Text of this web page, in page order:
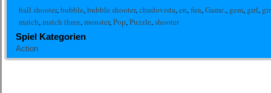
ball shooter,bubble,bubble shooter,chudovista,en,fun,Game., gem, girl,
match,match three,monster,Pop,Puzzle,shooter
Spiel Kategorien
Action